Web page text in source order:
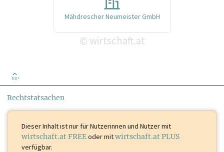
Mähdrescher Neumeister GmbH
© wirtschaft.at
TOP
Rechtstatsachen
Dieser Inhalt istnur für Nutzerinnen und Nutzer mit
wirtschaft.at FREEoder mitwirtschaft.at PLUS
verfügbar.